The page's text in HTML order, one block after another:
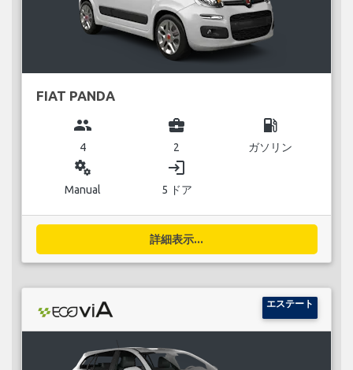
FIAT PANDA
group
4
business_center
2
local_gas_station
ガソリン
miscellaneous_services
Manual
login
5 ドア
詳細表示...
エステート